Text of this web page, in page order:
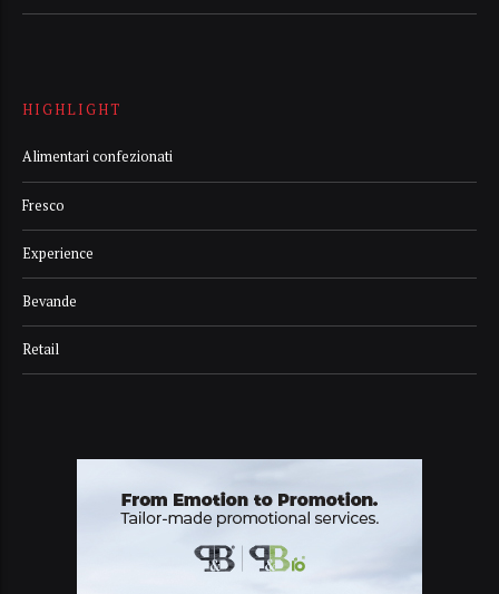
HIGHLIGHT
Alimentari confezionati
Fresco
Experience
Bevande
Retail